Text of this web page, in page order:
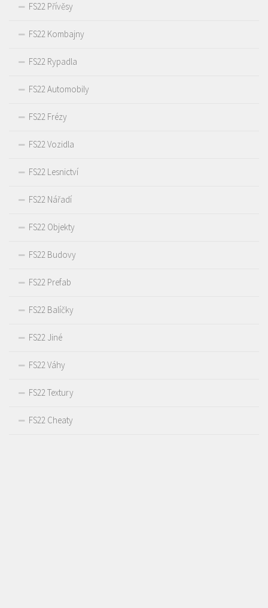
FS22 Přívěsy
FS22 Kombajny
FS22 Rypadla
FS22 Automobily
FS22 Frézy
FS22 Vozidla
FS22 Lesnictví
FS22 Nářadí
FS22 Objekty
FS22 Budovy
FS22 Prefab
FS22 Balíčky
FS22 Jiné
FS22 Váhy
FS22 Textury
FS22 Cheaty